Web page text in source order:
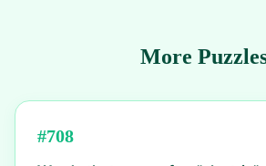
More
#708